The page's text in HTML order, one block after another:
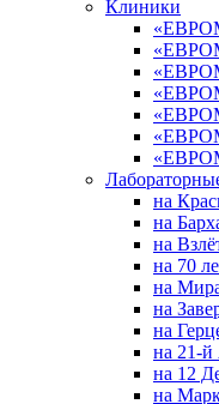
Клиники
на
на
на
на 70
на
на
на
на 21-й
на 12
на